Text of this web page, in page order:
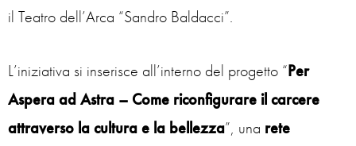
il Teatro dell’Arca “Sandro Baldacci”.
L’iniziativa si inserisce all’interno del progetto “Per
Aspera ad Astra – Come riconfigurare il carcere
attraverso la cultura e la bellezza”, una rete